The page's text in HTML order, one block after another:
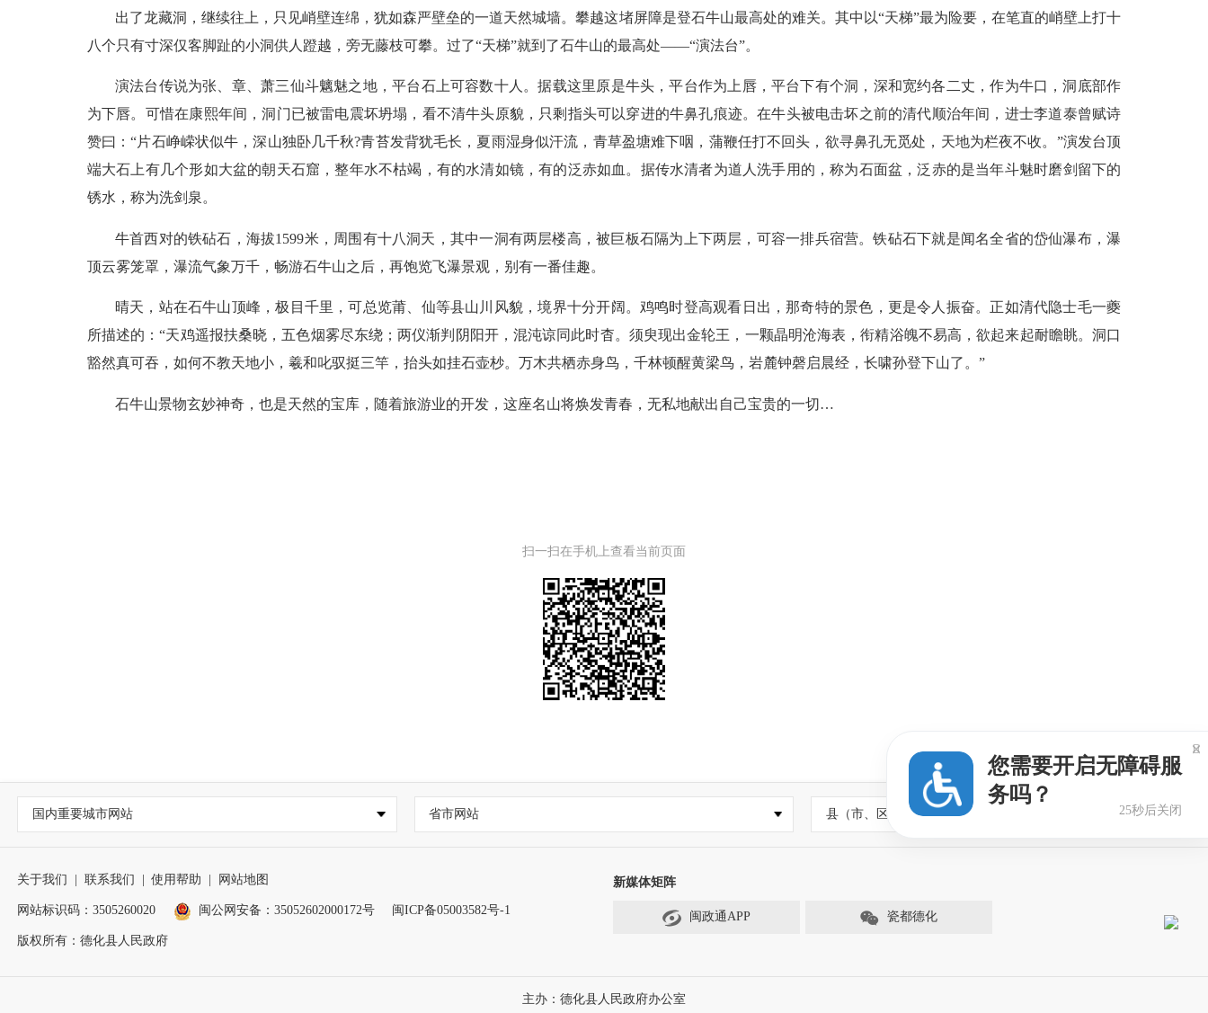
出了龙藏洞，继续往上，只见峭壁连绵，犹如森严壁垒的一道天然城墙。攀越这堵屏障是登石牛山最高处的难关。其中以“天梯”最为险要，在笔直的峭壁上打十
八个只有寸深仅客脚趾的小洞供人蹬越，旁无藤枝可攀。过了“天梯”就到了石牛山的最高处——“演法台”。
演法台传说为张、章、萧三仙斗魑魅之地，平台石上可容数十人。据载这里原是牛头，平台作为上唇，平台下有个洞，深和宽约各二丈，作为牛口，洞底部作
为下唇。可惜在康熙年间，洞门已被雷电震坏坍塌，看不清牛头原貌，只剩指头可以穿进的牛鼻孔痕迹。在牛头被电击坏之前的清代顺治年间，进士李道泰曾赋诗
赞曰：“片石峥嵘状似牛，深山独卧几千秋?青苔发背犹毛长，夏雨湿身似汗流，青草盈塘难下咽，蒲鞭任打不回头，欲寻鼻孔无觅处，天地为栏夜不收。”演发台顶
端大石上有几个形如大盆的朝天石窟，整年水不枯竭，有的水清如镜，有的泛赤如血。据传水清者为道人洗手用的，称为石面盆，泛赤的是当年斗魅时磨剑留下的
锈水，称为洗剑泉。
牛首西对的铁砧石，海拔1599米，周围有十八洞天，其中一洞有两层楼高，被巨板石隔为上下两层，可容一排兵宿营。铁砧石下就是闻名全省的岱仙瀑布，瀑
顶云雾笼罩，瀑流气象万千，畅游石牛山之后，再饱览飞瀑景观，别有一番佳趣。
晴天，站在石牛山顶峰，极目千里，可总览莆、仙等县山川风貌，境界十分开阔。鸡鸣时登高观看日出，那奇特的景色，更是令人振奋。正如清代隐士毛一夔
所描述的：“天鸡遥报扶桑晓，五色烟雾尽东绕；两仪渐判阴阳开，混沌谅同此时杳。须臾现出金轮王，一颗晶明沧海表，衔精浴魄不易高，欲起来起耐瞻眺。洞口
豁然真可吞，如何不教天地小，羲和叱驭挺三竿，抬头如挂石壶杪。万木共栖赤身鸟，千林顿醒黄梁鸟，岩麓钟磬启晨经，长啸孙登下山了。”
石牛山景物玄妙神奇，也是天然的宝库，随着旅游业的开发，这座名山将焕发青春，无私地献出自己宝贵的一切…
扫一扫在手机上查看当前页面
国内重要城市网站 省市网站 县（市、区）政府网站
关于我们 联系我们 使用帮助 网站地图
网站标识码：3505260020 闽公网安备：35052602000172号 闽ICP备05003582号-1
版权所有：德化县人民政府
新媒体矩阵
闽政通APP 瓷都德化
主办：德化县人民政府办公室
您需要开启无障碍服
务吗？
25秒后关闭
